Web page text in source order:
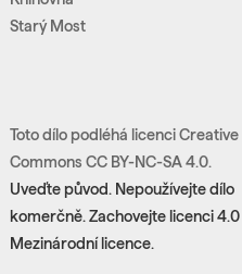
Starý Most
Toto dílo podléhá licenci Creative
Commons CC BY-NC-SA 4.0.
Uveďte původ. Nepoužívejte dílo
komerčně. Zachovejte licenci 4.0
Mezinárodní licence.